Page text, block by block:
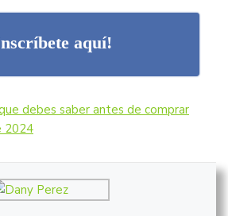
aquí!
debes saber antes de comprar
2024